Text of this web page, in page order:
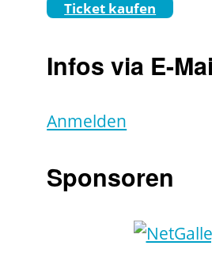
Ticket kaufen
Infos via E-
Anmelden
Sponsoren